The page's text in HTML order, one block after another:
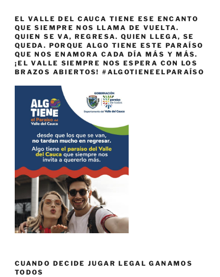
EL VALLE DEL CAUCA TIENE ESE ENCANTO
QUE SIEMPRE NOS LLAMA DE VUELTA.
QUIEN SE VA, REGRESA. QUIEN LLEGA, SE
QUEDA. PORQUE ALGO TIENE ESTE PARAÍSO
QUE NOS ENAMORA CADA DÍA MÁS Y MÁS.
¡EL VALLE SIEMPRE NOS ESPERA CON LOS
BRAZOS ABIERTOS! #ALGOTIENEELPARAÍSO
CUANDO DECIDE JUGAR LEGAL GANAMOS
TODOS